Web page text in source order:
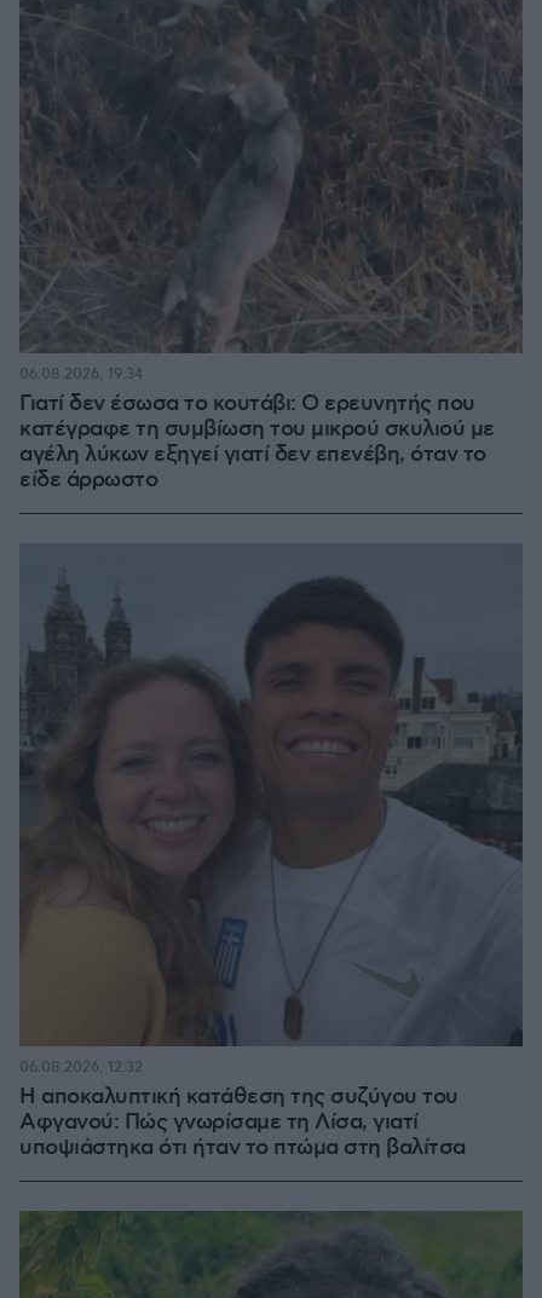
Γιατί δεν έσωσα το κουτάβι: Ο ερευνητής που
κατέγραφε τη συμβίωση του μικρού σκυλιού με
αγέλη λύκων εξηγεί γιατί δεν επενέβη, όταν το
είδε άρρωστο
06.08.2026, 19:34
Η αποκαλυπτική κατάθεση της συζύγου του
Αφγανού: Πώς γνωρίσαμε τη Λίσα, γιατί
υποψιάστηκα ότι ήταν το πτώμα στη βαλίτσα
06.08.2026, 12:32